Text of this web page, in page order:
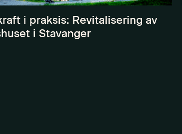
i praksis: Revitalisering av
i Stavanger